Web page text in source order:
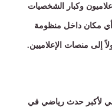
وكبار الشخصيات
مكان داخل منظومة
إلى منصات الإعلاميين.
لأكبر حدث رياضي في